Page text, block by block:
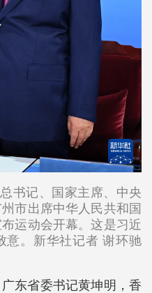
书记、国家主席、中央
市出席中华人民共和国
运动会开幕。这是习近
意。新华社记者 谢环驰
东省委书记黄坤明，香